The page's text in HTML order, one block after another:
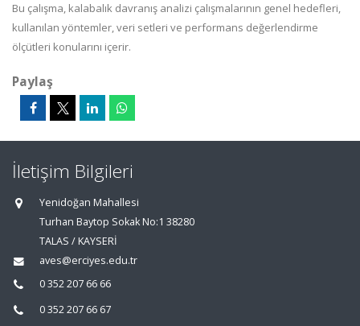
Bu çalışma, kalabalık davranış analizi çalışmalarının genel hedefleri,
kullanılan yöntemler, veri setleri ve performans değerlendirme
ölçütleri konularını içerir.
Paylaş
İletişim Bilgileri
Yenidoğan Mahallesi
Turhan Baytop Sokak No:1 38280
TALAS / KAYSERİ
aves@erciyes.edu.tr
0 352 207 66 66
0 352 207 66 67